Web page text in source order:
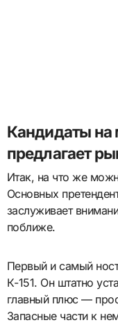
Кандидаты на
предлагает
Итак, на что же
Основных
заслуживает
поближе.
Первый и самый
К-151. Он штатно
главный плюс —
Запасные части к